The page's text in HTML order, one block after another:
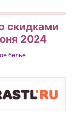
скидками
2024
белье